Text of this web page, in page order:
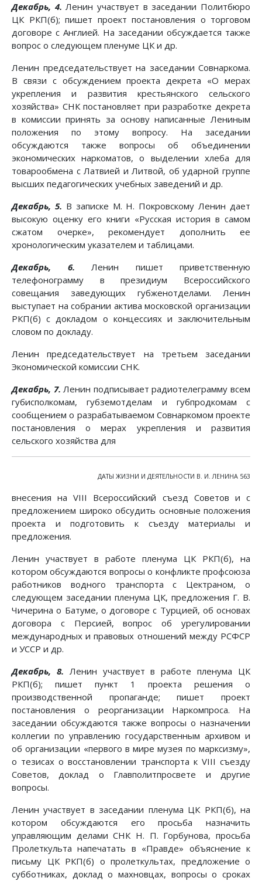
Декабрь, 4. Ленин участвует в заседании Политбюро
ЦК РКП(б); пишет проект постановления о торговом
договоре с Англией. На заседании обсуждается также
вопрос о следующем пленуме ЦК и др.
Ленин председательствует на заседании Совнаркома.
В связи с обсуждением проекта декрета «О мерах
укрепления и развития крестьянского сельского
хозяйства» СНК постановляет при разработке декрета
в комиссии принять за основу написанные Лениным
положения по этому вопросу. На заседании
обсуждаются также вопросы об объединении
экономических наркоматов, о выделении хлеба для
товарообмена с Латвией и Литвой, об ударной группе
высших педагогических учебных заведений и др.
Декабрь, 5. В записке М. Н. Покровскому Ленин дает
высокую оценку его книги «Русская история в самом
сжатом очерке», рекомендует дополнить ее
хронологическим указателем и таблицами.
Декабрь, 6.
Ленин пишет приветственную
телефонограмму в президиум Всероссийского
совещания заведующих губженотделами. Ленин
выступает на собрании актива московской организации
РКП(б) с докладом о концессиях и заключительным
словом по докладу.
Ленин председательствует на третьем заседании
Экономической комиссии СНК.
Декабрь, 7. Ленин подписывает радиотелеграмму всем
губисполкомам, губземотделам и губпродкомам с
сообщением о разрабатываемом Совнаркомом проекте
постановления о мерах укрепления и развития
сельского хозяйства для
ДАТЫ ЖИЗНИ И ДЕЯТЕЛЬНОСТИ В. И. ЛЕНИНА 563
внесения на VIII Всероссийский съезд Советов и с
предложением широко обсудить основные положения
проекта и подготовить к съезду материалы и
предложения.
Ленин участвует в работе пленума ЦК РКП(б), на
котором обсуждаются вопросы о конфликте профсоюза
работников водного транспорта с Цектраном, о
следующем заседании пленума ЦК, предложения Г. В.
Чичерина о Батуме, о договоре с Турцией, об основах
договора с Персией, вопрос об урегулировании
международных и правовых отношений между РСФСР
и УССР и др.
Декабрь, 8. Ленин участвует в работе пленума ЦК
РКП(б); пишет пункт 1 проекта решения о
производственной пропаганде; пишет проект
постановления о реорганизации Наркомпроса. На
заседании обсуждаются также вопросы о назначении
коллегии по управлению государственным архивом и
об организации «первого в мире музея по марксизму»,
о тезисах о восстановлении транспорта к VIII съезду
Советов, доклад о Главполитпросвете и другие
вопросы.
Ленин участвует в заседании пленума ЦК РКП(б), на
котором обсуждаются его просьба назначить
управляющим делами СНК Н. П. Горбунова, просьба
Пролеткульта напечатать в «Правде» объяснение к
письму ЦК РКП(б) о пролеткультах, предложение о
субботниках, доклад о махновцах, вопросы о сроках